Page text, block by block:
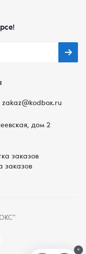
zakaz@kodbox.ru
дом 2
заказов
заказов
×